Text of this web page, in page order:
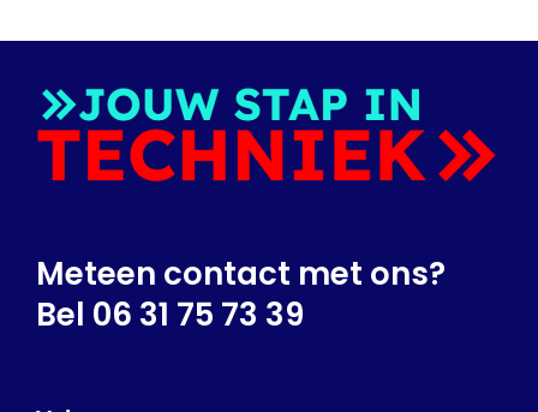
Meteen contact met ons?
Bel 06 31 75 73 39